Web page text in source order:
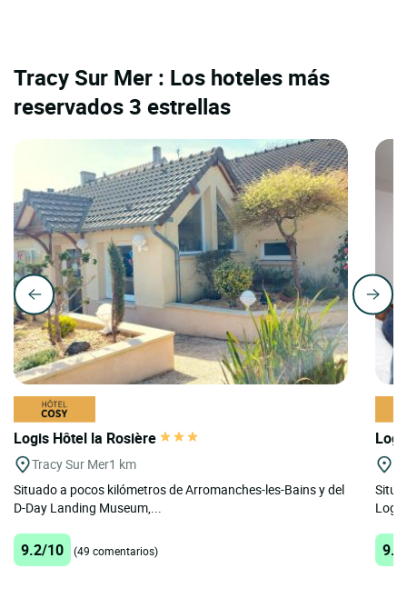
Tracy Sur Mer : Los hoteles más
reservados 3 estrellas
Logis Hôtel la Rosière
Tracy Sur Mer1 km
Situado a pocos kilómetros de Arromanches-les-Bains y del
D-Day Landing Museum,...
9.2/10 (49 comentarios)